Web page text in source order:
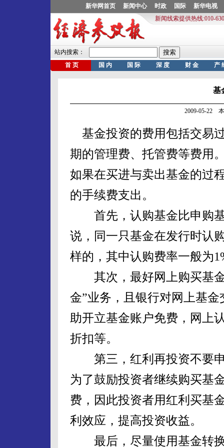
基
2009-05-22
基金投资的费用包括交易
期的管理费、托管费等费用
如果在买进与卖出基金的过
的手续费支出。
首先，认购基金比申购基
说，同一只基金在发行时认
样的，其中认购费率一般为
其次，最好网上购买基金
金”业务，且银行对网上基
助开立基金账户免费，网上
折扣等。
第三，红利再投资不要申
为了鼓励投资者继续购买基
费，因此投资者用红利买基
利效应，提高投资收益。
最后，尽量使用基金转换